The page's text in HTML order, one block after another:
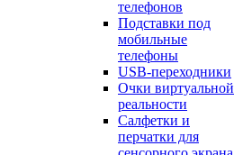
телефонов
Подставки под
мобильные
телефоны
USB-переходники
Очки виртуальной
реальности
Салфетки и
перчатки для